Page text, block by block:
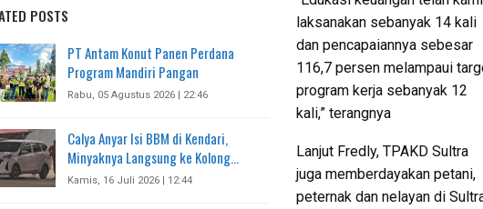
POSTS
PT Antam Konut Panen Perdana
Program Mandiri Pangan
Rabu, 05 Agustus 2026 | 22:46
Calya Anyar Isi BBM di Kendari,
Minyaknya Langsung ke Kolong…
Kamis, 16 Juli 2026 | 12:44
laksanakan sebanyak 14 kali
dan pencapaiannya sebesar
116,7 persen melampaui
program kerja sebanyak 12
kali,” terangnya
Lanjut Fredly, TPAKD Sultra
juga memberdayakan petani,
peternak dan nelayan di